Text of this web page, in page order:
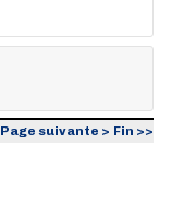
Page suivante > Fin >>